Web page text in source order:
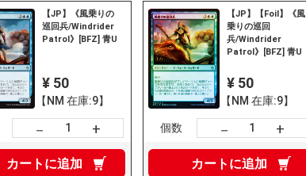
【JP】《風乗りの
巡回兵/Windrider
Patrol》[BFZ] 青U
¥ 50
【NM 在庫:9】
－ +
カートに追加
【JP】【Foil】《風
乗りの巡回
兵/Windrider
Patrol》[BFZ] 青U
¥ 50
【NM 在庫:9】
個数 － +
カートに追加